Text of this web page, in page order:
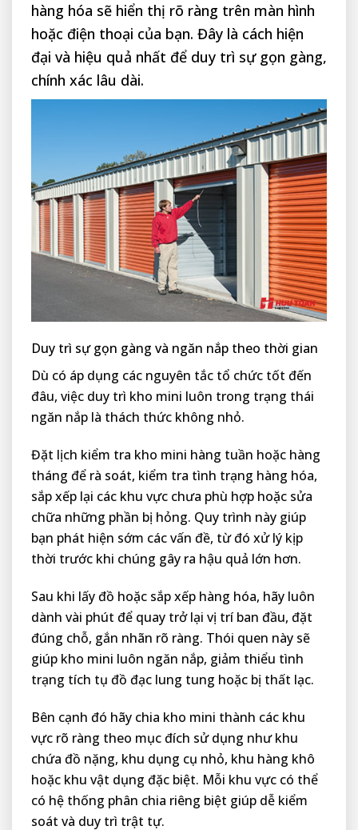
hàng hóa sẽ hiển thị rõ ràng trên màn hình
hoặc điện thoại của bạn. Đây là cách hiện
đại và hiệu quả nhất để duy trì sự gọn gàng,
chính xác lâu dài.
Duy trì sự gọn gàng và ngăn nắp theo thời gian
Dù có áp dụng các nguyên tắc tổ chức tốt đến
đâu, việc duy trì kho mini luôn trong trạng thái
ngăn nắp là thách thức không nhỏ.
Đặt lịch kiểm tra kho mini hàng tuần hoặc hàng
tháng để rà soát, kiểm tra tình trạng hàng hóa,
sắp xếp lại các khu vực chưa phù hợp hoặc sửa
chữa những phần bị hỏng. Quy trình này giúp
bạn phát hiện sớm các vấn đề, từ đó xử lý kịp
thời trước khi chúng gây ra hậu quả lớn hơn.
Sau khi lấy đồ hoặc sắp xếp hàng hóa, hãy luôn
dành vài phút để quay trở lại vị trí ban đầu, đặt
đúng chỗ, gắn nhãn rõ ràng. Thói quen này sẽ
giúp kho mini luôn ngăn nắp, giảm thiểu tình
trạng tích tụ đồ đạc lung tung hoặc bị thất lạc.
Bên cạnh đó hãy chia kho mini thành các khu
vực rõ ràng theo mục đích sử dụng như khu
chứa đồ nặng, khu dụng cụ nhỏ, khu hàng khô
hoặc khu vật dụng đặc biệt. Mỗi khu vực có thể
có hệ thống phân chia riêng biệt giúp dễ kiểm
soát và duy trì trật tự.